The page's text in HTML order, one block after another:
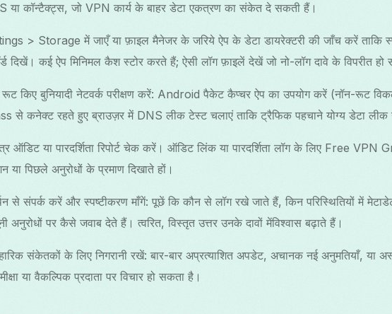
या कॉन्टैक्ट्स, जो VPN कार्य के बाहर डेटा एकत्रण का संकेत दे सकती हैं।
> Storage में जाएँ या फ़ाइल मैनेजर के जरिये ऐप के डेटा डायरेक्टरी की जाँच करें ताकि
दिखें। कई ऐप मिनिमल कैश स्टोर करते हैं; ऐसी लॉग फ़ाइलें देखें जो नो-लॉग दावे के विपरीत हो
रूट किए बुनियादी नेटवर्क परीक्षण करें: Android पैकेट कैप्चर ऐप का उपयोग करें (नॉन-रूट
से कनेक्ट रहते हुए ब्राउज़र में DNS लीक टेस्ट चलाएं ताकि ट्रैफिक पहचाने योग्य डेटा लीक
ऑडिट या पारदर्शिता रिपोर्ट चेक करें। ऑडिट लिंक या पारदर्शिता लॉग के लिए Free VPN
या पिछले अनुरोधों के प्रमाण दिखाते हों।
से संपर्क करें और स्पष्टीकरण माँगें: पूछें कि कौन से लॉग रखे जाते हैं, किन परिस्थितियों में
अनुरोधों पर कैसे जवाब देते हैं। त्वरित, विस्तृत उत्तर उनके दावों मेंविश्वास बढ़ाते हैं।
संकेतकों के लिए निगरानी रखें: बार-बार अप्रत्याशित अपडेट, अचानक नई अनुमतियाँ, या
या वैकल्पिक प्रदाता पर विचार हो सकता है।